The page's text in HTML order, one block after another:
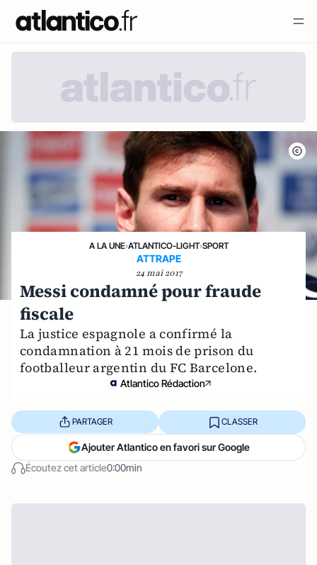
A LA UNE›ATLANTICO-LIGHT›SPORT
ATTRAPE
24 mai 2017
Messi condamné pour fraude
fiscale
La justice espagnole a confirmé la
condamnation à 21 mois de prison du
footballeur argentin du FC Barcelone.
Atlantico Rédaction
Écoutez cet article0:00min
PARTAGER CLASSER
Ajouter Atlantico en favori sur Google